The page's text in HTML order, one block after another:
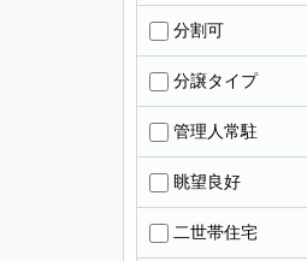
分割可
分譲タイプ
管理人常駐
眺望良好
二世帯住宅